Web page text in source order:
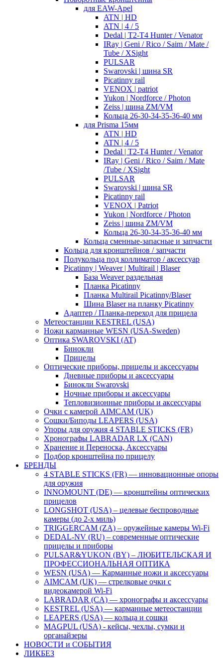
для EAW-Apel
ATN | HD
ATN | 4 / 5
Dedal | T2-T4 Hunter / Venator
IRay | Geni / Rico / Saim / Mate /
Tube / XSight
PULSAR
Swarovski | шина SR
Picatinny rail
VENOX | patriot
Yukon | Nordforce / Photon
Zeiss | шина ZM/VM
Кольца 26-30-34-35-36-40 мм
для Prisma 15мм
ATN | HD
ATN | 4 / 5
Dedal | T2-T4 Hunter / Venator
IRay | Geni / Rico / Saim / Mate
/Tube / XSight
PULSAR
Swarovski | шина SR
Picatinny rail
VENOX | Patriot
Yukon | Nordforce / Photon
Zeiss | шина ZM/VM
Кольца 26-30-34-35-36-40 мм
Кольца сменные-запасные и запчасти
Кольца для кронштейнов / запчасти
Полукольца под коллиматор / аксессуар
Picatinny | Weaver | Multirail | Blaser
База Weaver раздельная
Планка Picatinny
Планка Multirail Picatinny/Blaser
Шина Blaser на планку Picatinny
Адаптер / Планка-переход для прицела
Метеостанции KESTREL (USA)
Ножи карманные WESN (USA-Sweden)
Оптика SWAROVSKI (AT)
Бинокли
Прицелы
Оптические приборы, прицелы и аксессуары
Дневные приборы и аксессуары
Бинокли Swarovski
Ночные приборы и аксессуары
Тепловизионные приборы и аксессуары
Очки с камерой AIMCAM (UK)
Сошки/Биподы LEAPERS (USA)
Упоры для оружия 4 STABLE STICKS (FR)
Хронографы LABRADAR LX (CAN)
Хранение и Переноска, Аксессуары
Подбор кронштейна по прицелу
БРЕНДЫ
4 STABLE STICKS (FR) — инновационные опоры
для оружия
INNOMOUNT (DE) — кронштейны оптических
прицелов
LONGSHOT (USA) – целевые беспроводные
камеры (до 2-х миль)
TRIGGERCAM (ZA) – оружейные камеры Wi-Fi
DEDAL-NV (RU) – современные оптические
прицелы и приборы
PULSAR&YUKON (BY) – ЛЮБИТЕЛЬСКАЯ И
ПРОФЕССИОНАЛЬНАЯ ОПТИКА
WESN (USA) — Карманные ножи и аксессуары
AIMCAM (UK) — стрелковые очки с
видеокамерой Wi-Fi
LABRADAR (CA) — хронографы и аксессуары
KESTREL (USA) — карманные метеостанции
LEAPERS (USA) — кольца и сошки
MAGPUL (USA) - кейсы, чехлы, сумки и
органайзеры
НОВОСТИ и СОБЫТИЯ
ЛИКБЕЗ